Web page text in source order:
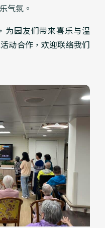
气氛。
为园友们带来喜乐与温
动合作，欢迎联络我们